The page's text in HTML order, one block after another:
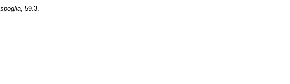
spoglia , 59.3.